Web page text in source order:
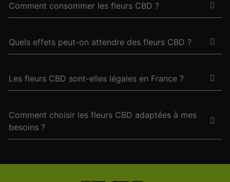
Comment consommer les fleurs CBD ?
Quels effets peut-on attendre des fleurs CBD ?
Les fleurs CBD sont-elles légales en France ?
Comment choisir les fleurs CBD adaptées à mes
besoins ?